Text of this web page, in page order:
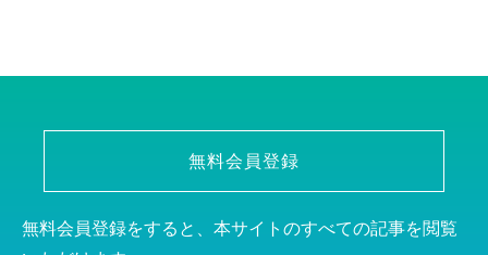
無料会員登録
無料会員登録をすると、本サイトのすべての記事を閲覧